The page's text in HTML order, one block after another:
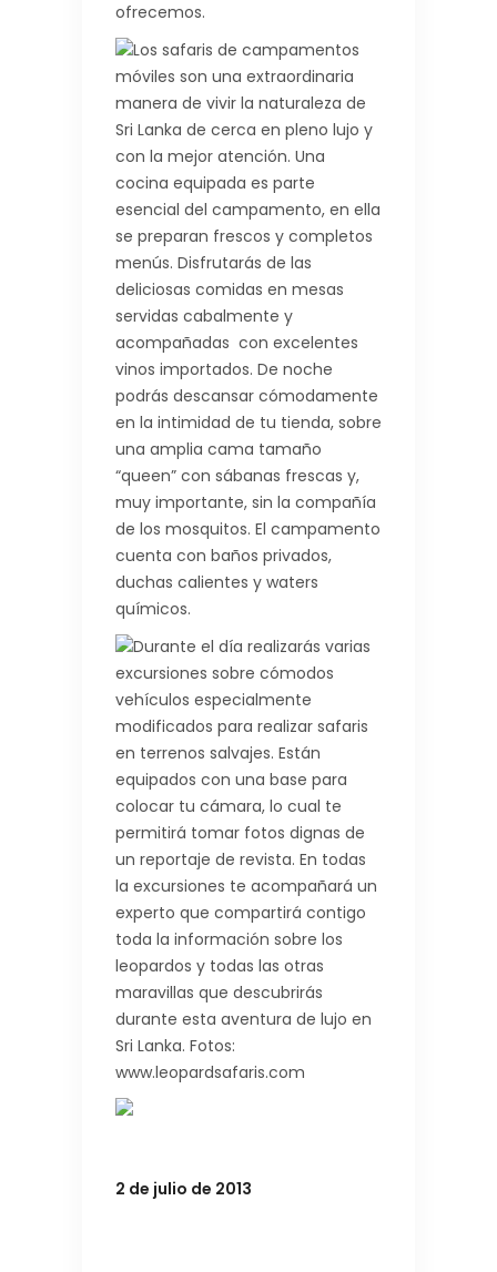
ofrecemos.
Los safaris de campamentos
móviles son una extraordinaria
manera de vivir la naturaleza de
Sri Lanka de cerca en pleno lujo y
con la mejor atención. Una
cocina equipada es parte
esencial del campamento, en ella
se preparan frescos y completos
menús. Disfrutarás de las
deliciosas comidas en mesas
servidas cabalmente y
acompañadas con excelentes
vinos importados. De noche
podrás descansar cómodamente
en la intimidad de tu tienda, sobre
una amplia cama tamaño
“queen” con sábanas frescas y,
muy importante, sin la compañía
de los mosquitos. El campamento
cuenta con baños privados,
duchas calientes y waters
químicos.
Durante el día realizarás varias
excursiones sobre cómodos
vehículos especialmente
modificados para realizar safaris
en terrenos salvajes. Están
equipados con una base para
colocar tu cámara, lo cual te
permitirá tomar fotos dignas de
un reportaje de revista. En todas
la excursiones te acompañará un
experto que compartirá contigo
toda la información sobre los
leopardos y todas las otras
maravillas que descubrirás
durante esta aventura de lujo en
Sri Lanka. Fotos:
www.leopardsafaris.com
2 de julio de 2013